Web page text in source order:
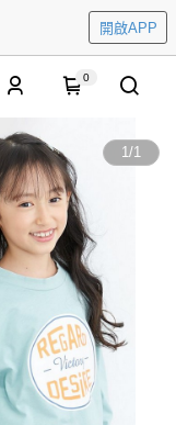
開啟APP
0
1/1